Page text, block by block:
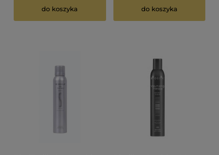
do koszyka do koszyka